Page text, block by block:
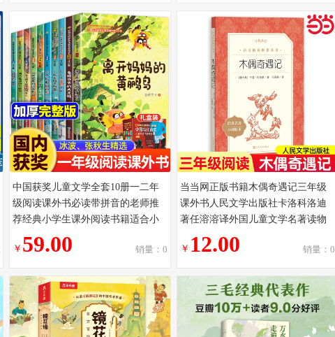
中国获奖儿童文学全套10册一二年
级阅读课外书必读带拼音的老师推
荐经典小学生课外阅读书籍适合小
学一年级下册二三年级语文读物
￥ 59.00 销量：0
当当网正版书籍木偶奇遇记三年级
课外书人民文学出版社卡洛科洛迪
著任溶溶译外国儿童文学名著读物
小学生阅读故事书成长小说
￥ 12.00 销量：0